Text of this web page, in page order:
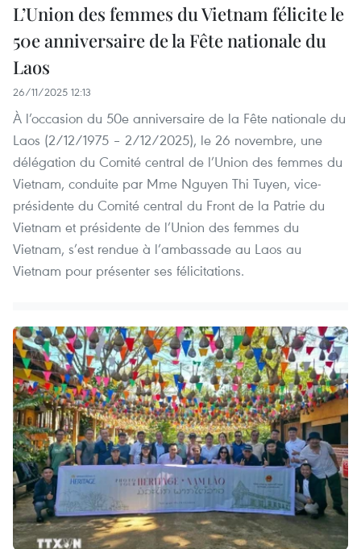
L’Union des femmes du Vietnam félicite le
50e anniversaire de la Fête nationale du
Laos
26/11/2025 12:13
À l’occasion du 50e anniversaire de la Fête nationale du
Laos (2/12/1975 – 2/12/2025), le 26 novembre, une
délégation du Comité central de l’Union des femmes du
Vietnam, conduite par Mme Nguyen Thi Tuyen, vice-
présidente du Comité central du Front de la Patrie du
Vietnam et présidente de l’Union des femmes du
Vietnam, s’est rendue à l’ambassade au Laos au
Vietnam pour présenter ses félicitations.